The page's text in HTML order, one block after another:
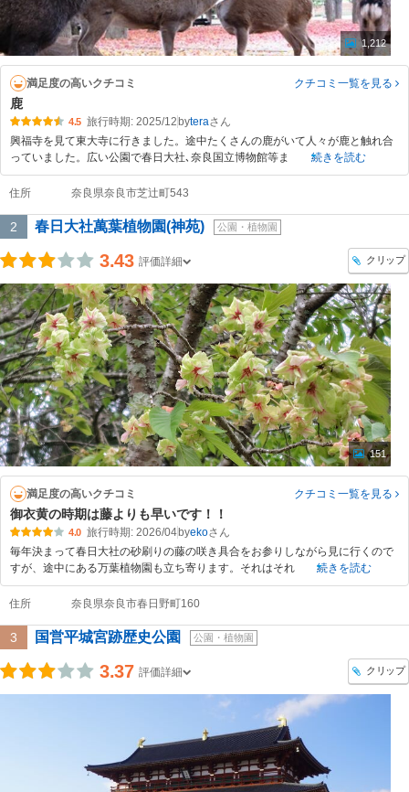
1,212
満足度の高いクチコミ クチコミ一覧を見る
鹿
4.5 旅行時期: 2025/12 bytera
興福寺を見て東大寺に行きました。途中たくさんの鹿がいて人々が鹿と触れ合
っていました。広い公園で春日大社､奈良国立博物館等ま
続きを読む
住所 奈良県奈良市芝辻町543
2 春日大社萬葉植物園(神苑) 公園・植物園
3.43 評価詳細 クリップ
151
満足度の高いクチコミ クチコミ一覧を見る
御衣黄の時期は藤よりも早いです！！
4.0 旅行時期: 2026/04byeko
毎年決まって春日大社の砂刷りの藤の咲き具合をお参りしながら見に行くので
すが、途中にある万葉植物園も立ち寄ります。それはそれ
続きを読む
住所 奈良県奈良市春日野町160
3 国営平城宮跡歴史公園 公園・植物園
3.37 評価詳細 クリップ